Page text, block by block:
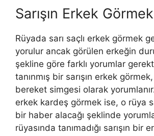
Sarışın Erkek Görmek
Rüyada sarı saçlı erkek görmek
yorulur ancak görülen erkeğin
şekline göre farklı yo­rumlar
tanınmış bir sarışın erkek
bereket simgesi olarak
erkek kardeş görmek ise, o rüya
bir haber alacağı şeklinde
rüyasında tanımadığı sarışın bir